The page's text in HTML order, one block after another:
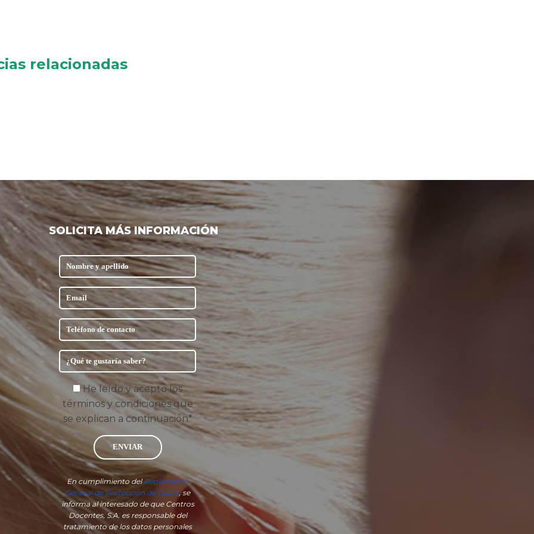
relacionadas
SOLICITA MÁS INFORMACIÓN
He leído y acepto los
términos y condiciones que
se explican a continuación*
ENVIAR
En cumplimiento delReglamento
General de Protección de Datos, se
informa al interesado de que Centros
Docentes, S.A. es responsable del
tratamiento de los datos personales